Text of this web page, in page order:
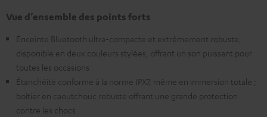
Vue d’ensemble des points forts
Enceinte Bluetooth ultra-compacte et extrêmement robuste,
disponible en deux couleurs stylées, offrant un son puissant pour
toutes les occasions
Étanchéité conforme à la norme IPX7, même en immersion totale ;
boîtier en caoutchouc robuste offrant une grande protection
contre les chocs